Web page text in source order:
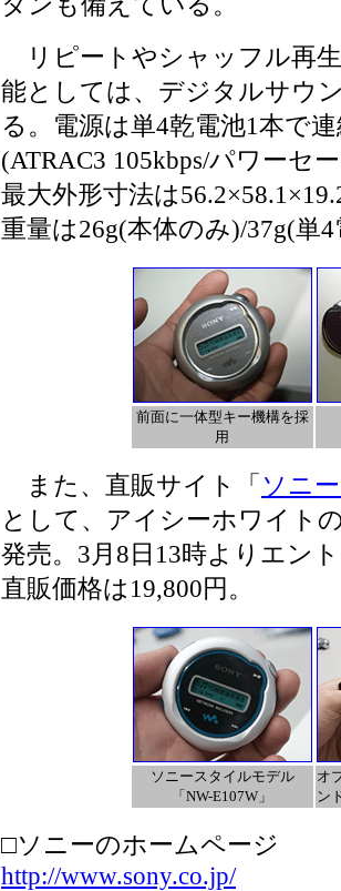
リピートやシャッフル再
能としては、デジタルサウ
る。電源は単4乾電池1本で
(ATRAC3 105kbps/パワーセ
最大外形寸法は
重量は26g(本体のみ)/37g(単
前面に一体型キー機構を採
用
また、直販サイト「 ソニ
として、アイシーホワイト
発売。3月8日13時よりエン
直販価格は19,800円。
ソニースタイルモデル
「NW-E107W」
オ
ン
□ソニーのホームページ
http://www.sony.co.jp/